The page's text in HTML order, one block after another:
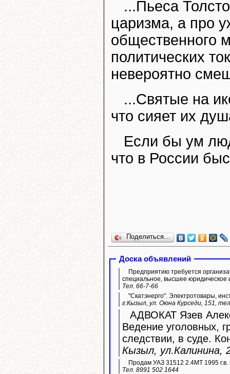
...Пьеса
царизма, а про
общественного
политических
невероятно
...Святые на
что сияет их
Если бы ум
что в России
Поделиться…
Доска объявлений
Предприятию требуется
специальное, высшее юридическое
Тел. 66-7-66
"Скатэнерго". Электротовары,
г.Кызыл, ул. Оюна Курседи, 151,
АДВОКАТ Язев
Ведение уголовных,
следствии, в суде.
Кызыл, ул.Калинина,
Продам УАЗ 31512 2.4МТ 1995 г.в.
Тел. 8991 502 1644